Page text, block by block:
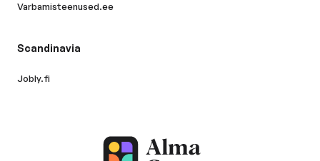
Varbamisteenused.ee
Scandinavia
Jobly.fi